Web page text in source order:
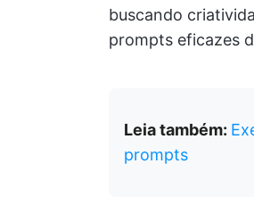
buscando
prompts eficazes
Leia também:
prompts